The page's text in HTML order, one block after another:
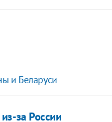
и Беларуси
за России